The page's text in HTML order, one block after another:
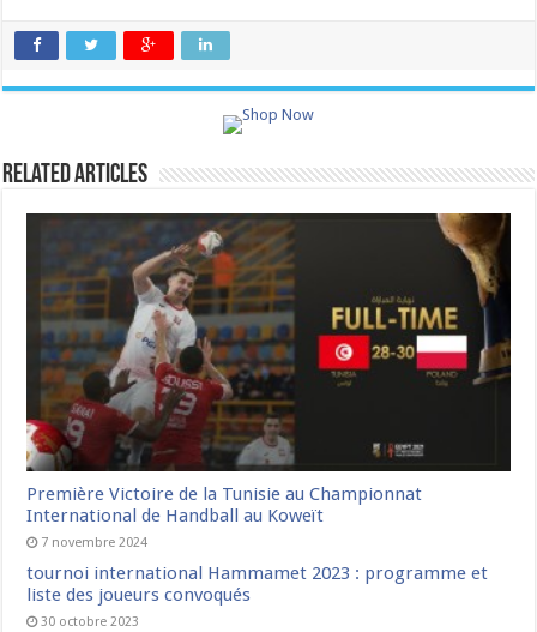
Related Articles
Première Victoire de la Tunisie au Championnat
International de Handball au Koweït
7 novembre 2024
tournoi international Hammamet 2023 : programme et
liste des joueurs convoqués
30 octobre 2023